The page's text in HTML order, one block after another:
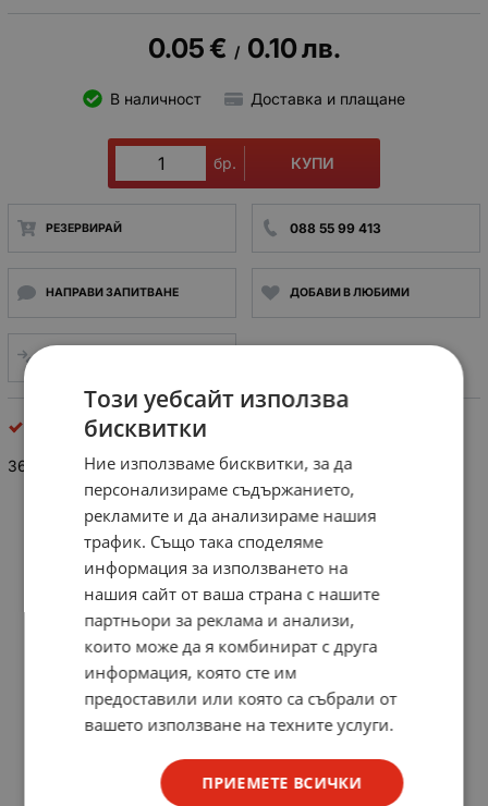
0.05€ / 0.10лв.
В наличност Доставка и плащане
бр. КУПИ
РЕЗЕРВИРАЙ 088 55 99 413
НАПРАВИ ЗАПИТВАНЕ ДОБАВИ В ЛЮБИМИ
резистори
36 ohm/0.25W
Този уебсайт използва
бисквитки
Ние използваме бисквитки, за да
персонализираме съдържанието,
рекламите и да анализираме нашия
трафик. Също така споделяме
информация за използването на
нашия сайт от ваша страна с нашите
партньори за реклама и анализи,
които може да я комбинират с друга
информация, която сте им
предоставили или която са събрали от
вашето използване на техните услуги.
ПРИЕМЕТЕ ВСИЧКИ